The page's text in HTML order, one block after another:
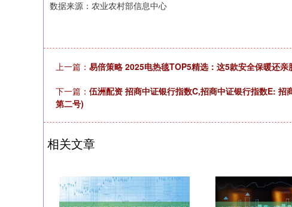
数据来源：农业农村部信息中心
上一篇： 易倍策略 2025电热毯TOP5精选：这5款安全保暖还亲
下一篇： 伍洲配资 招商中证银行指数C,招商中证银行指数E:
第二号)
相关文章